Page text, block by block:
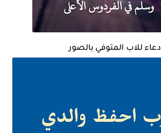
دعاء للاب المتوفي بالصور